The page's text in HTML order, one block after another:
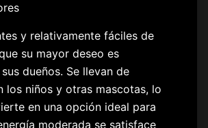
y relativamente fáciles de
su mayor deseo es
dueños. Se llevan de
los niños y otras mascotas, lo
en una opción ideal para
moderada se satisface